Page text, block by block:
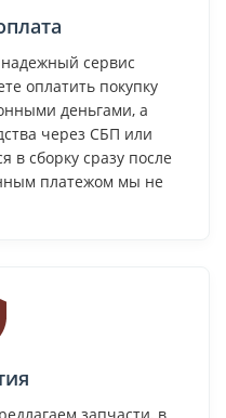
сервис
оплатить покупку
деньгами, а
через СБП или
в сборку сразу после
платежом мы не